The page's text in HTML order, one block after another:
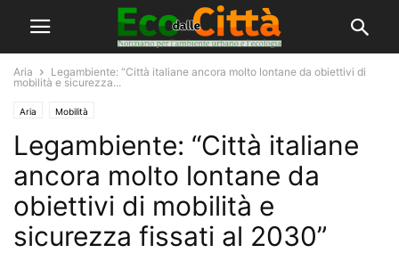
Aria
Legambiente: “Città italiane ancora molto lontane da obiettivi di
mobilità e sicurezza...
Aria Mobilità
Legambiente: “Città italiane
ancora molto lontane da
obiettivi di mobilità e
sicurezza fissati al 2030”